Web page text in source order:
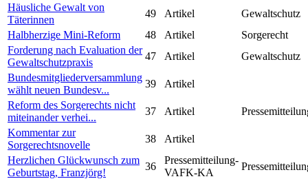
Häusliche Gewalt von
Täterinnen
49 Artikel
Gewaltschutz
Halbherzige Mini-Reform
48 Artikel
Sorgerecht
Forderung nach Evaluation der
Gewaltschutzpraxis
47 Artikel
Gewaltschutz
Bundesmitgliederversammlung
wählt neuen Bundesv...
39
Artikel
Reform des Sorgerechts nicht
miteinander verhei...
37 Artikel
Kommentar zur
Sorgerechtsnovelle
38
Artikel
Herzlichen Glückwunsch zum
Geburtstag, Franzjörg!
36
Pressemitteilung-
VAFK-KA